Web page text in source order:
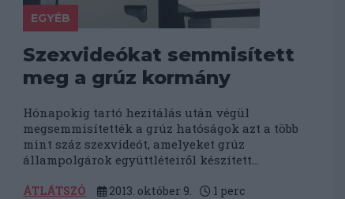
EGYÉB
Szexvideókat semmisített
meg a grúz kormány
Hónapokig tartó hezitálás után végül
megsemmisítették a grúz hatóságok azt a több
mint száz szexvideót, amelyeket grúz
állampolgárok együttléteiről készített...
ÁTLÁTSZÓ 2013. október 9. 1 perc